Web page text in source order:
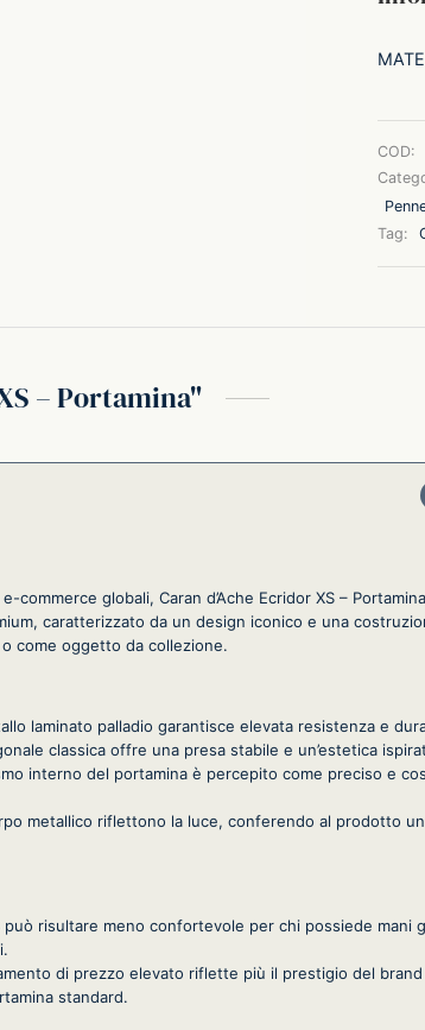
COD:
Tag:
– Portamina
commerce globali, Caran d’Ache Ecridor XS –
caratterizzato da un design iconico e una
come oggetto da collezione.
laminato palladio garantisce elevata resistenza e
classica offre una presa stabile e un’estetica
interno del portamina è percepito come preciso e
metallico riflettono la luce, conferendo al prodotto
risultare meno confortevole per chi possiede mani
di prezzo elevato riflette più il prestigio del
standard.